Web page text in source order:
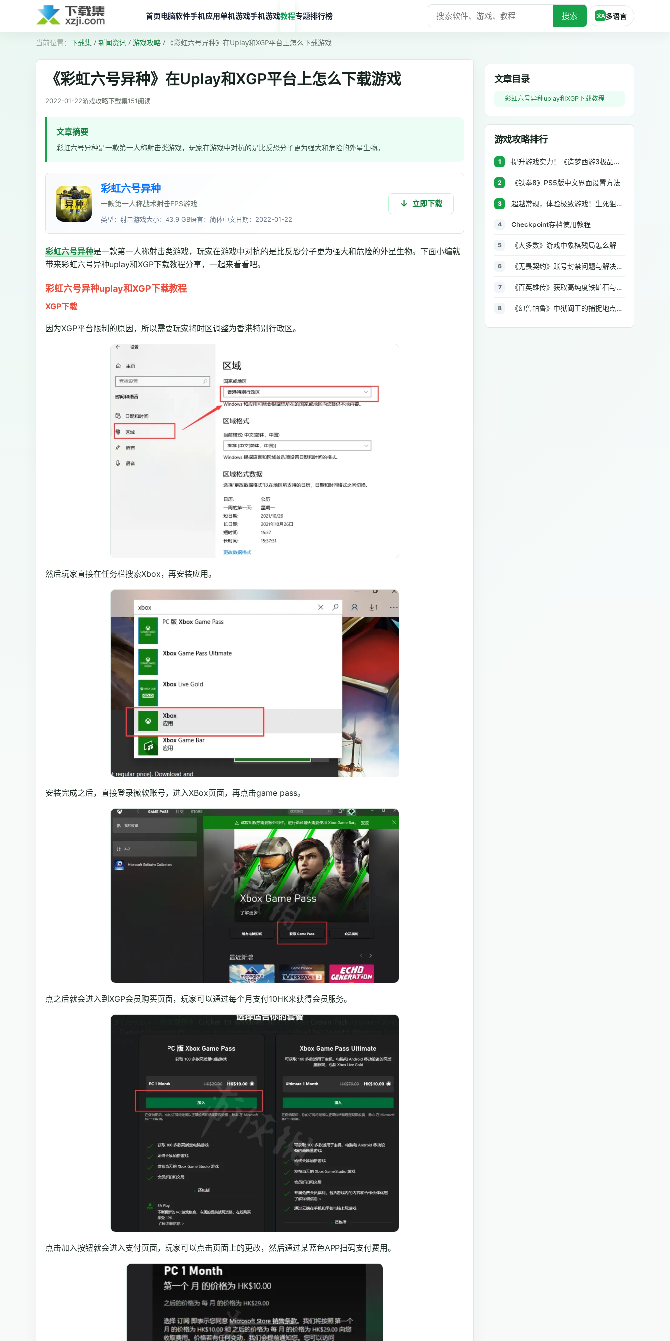
首页电脑软件手机应用单机游戏手机游戏教程专题排行榜 搜索 文A 多语言
下载集 / 新闻资讯 / 游戏攻略 / 《彩虹六号异种》在Uplay和XGP平台上怎么下载游戏
《彩虹六号异种》在Uplay和XGP平台上怎么下载游戏
2022-01-22游戏攻略下载集151阅读
文章摘要
彩虹六号异种是一款第一人称射击类游戏，玩家在游戏中对抗的是比反恐分子更为强大和危险的外星生物。
彩虹六号异种
一款第一人称战术射击FPS游戏
类型：射击游戏大小：43.9 GB语言：简体中文日期：2022-01-22
立即下载
彩虹六号异种是一款第一人称射击类游戏，玩家在游戏中对抗的是比反恐分子更为强大和危险的外星生物。下面小编就
带来彩虹六号异种uplay和XGP下载教程分享，一起来看看吧。
彩虹六号异种uplay和XGP下载教程
XGP下载
因为XGP平台限制的原因，所以需要玩家将时区调整为香港特别行政区。
然后玩家直接在任务栏搜索Xbox，再安装应用。
安装完成之后，直接登录微软账号，进入XBox页面，再点击game pass。
点之后就会进入到XGP会员购买页面，玩家可以通过每个月支付10HK来获得会员服务。
点击加入按钮就会进入支付页面，玩家可以点击页面上的更改，然后通过某蓝色APP扫码支付费用。
文章目录
彩虹六号异种uplay和XGP下载教程
游戏攻略排行
1 提升游戏实力！《造梦西游3极品辅助》让你秒杀BOSS、逆天属性一键修改
2 《铁拳8》PS5版中文界面设置方法
3 超越常规，体验极致游戏！生死狙击极品辅助工具助你无往不利
4 Checkpoint存档使用教程
5 《大多数》游戏中象棋残局怎么解
6 《无畏契约》账号封禁问题与解决方法汇总
7 《百英雄传》获取高纯度铁矿石与大型铁矿石的地点介绍
8 《幻兽帕鲁》中狱阎王的捕捉地点与策略全解析